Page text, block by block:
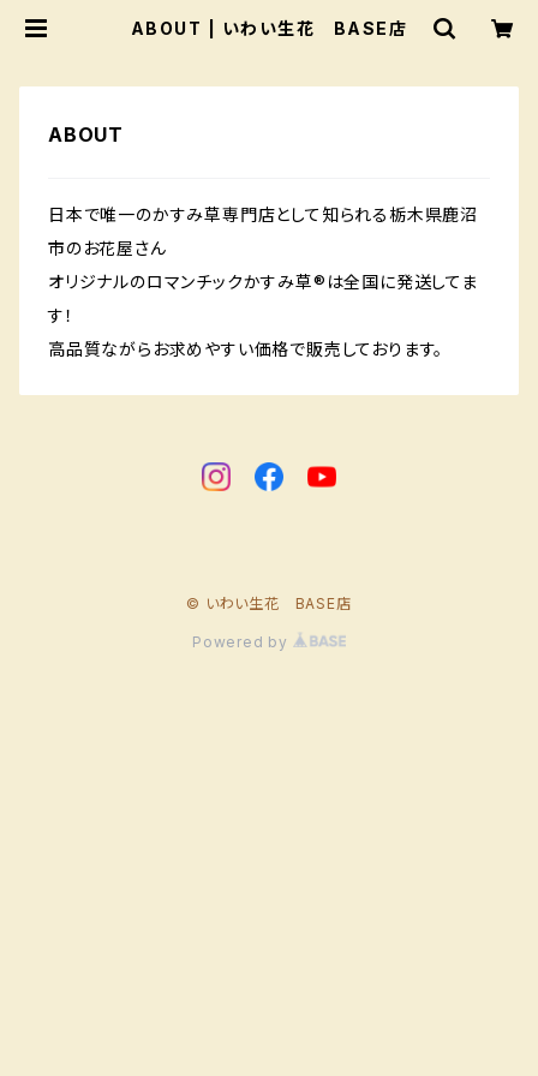
ABOUT | いわい生花 BASE店
ABOUT
日本で唯一のかすみ草専門店として知られる栃木県鹿沼
市のお花屋さん
オリジナルのロマンチックかすみ草®︎は全国に発送してま
す！
高品質ながらお求めやすい価格で販売しております。
© いわい生花 BASE店
Powered by